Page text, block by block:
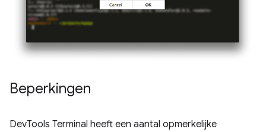
Beperkingen
DevTools Terminal heeft een aantal opmerkelijke